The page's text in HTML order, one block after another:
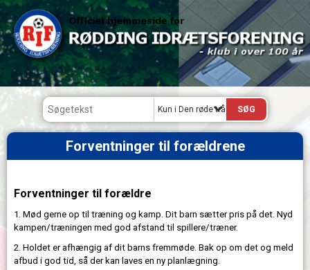
Kun i Den røde tråd
Forventninger til forældrene
Forventninger til forældre
1. Mød gerne op til træning og kamp. Dit barn sætter pris på det. Nyd
kampen/træningen med god afstand til spillere/træner.
2. Holdet er afhængig af dit barns fremmøde. Bak op om det og meld
afbud i god tid, så der kan laves en ny planlægning.